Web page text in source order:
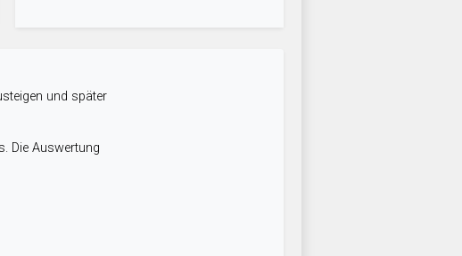
und später
Die Auswertung